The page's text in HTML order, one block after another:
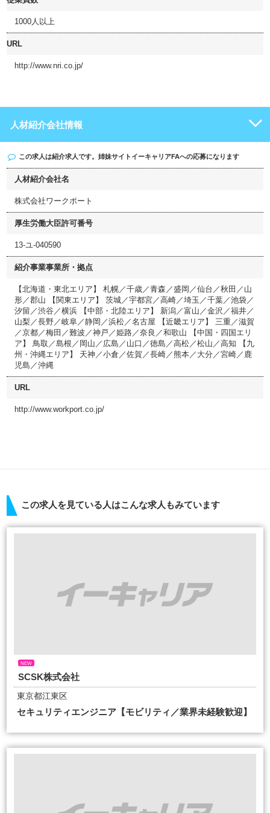
1000人以上
URL
http://www.nri.co.jp/
人材紹介会社情報
この求人は紹介求人です。姉妹サイト イーキャリアFAへの応募になります
人材紹介会社名
株式会社ワークポート
厚生労働大臣許可番号
13-ユ-040590
紹介事業事業所・拠点
【北海道・東北エリア】 札幌／千歳／青森／盛岡／仙台／秋田／山
形／郡山 【関東エリア】 茨城／宇都宮／高崎／埼玉／千葉／池袋／
汐留／渋谷／横浜 【中部・北陸エリア】 新潟／富山／金沢／福井／
山梨／長野／岐阜／静岡／浜松／名古屋 【近畿エリア】 三重／滋賀
／京都／梅田／難波／神戸／姫路／奈良／和歌山 【中国・四国エリ
ア】 鳥取／島根／岡山／広島／山口／徳島／高松／松山／高知 【九
州・沖縄エリア】 天神／小倉／佐賀／長崎／熊本／大分／宮崎／鹿
児島／沖縄
URL
http://www.workport.co.jp/
この求人を見ている人はこんな求人もみています
NEW
SCSK株式会社
東京都江東区
セキュリティエンジニア【モビリティ／業界未経験歓迎】